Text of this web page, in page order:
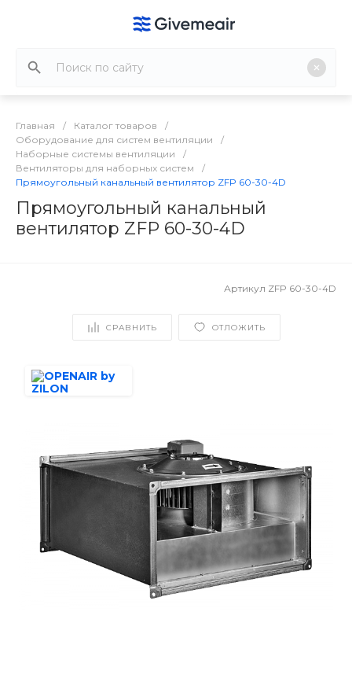
Главная / Каталог товаров
/
Оборудование для систем вентиляции
/
Наборные системы вентиляции
/
Вентиляторы для наборных систем
/
Прямоугольный канальный вентилятор ZFP 60-30-4D
Прямоугольный канальный
вентилятор ZFP 60-30-4D
Артикул ZFP 60-30-4D
СРАВНИТЬ ОТЛОЖИТЬ